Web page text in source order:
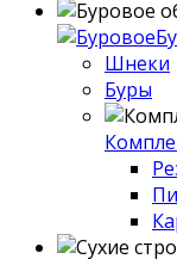
Шнеки
Буры